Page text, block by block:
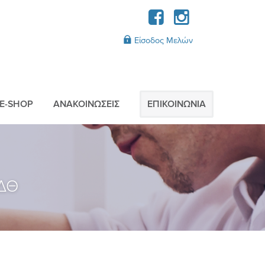
E-SHOP AΝΑΚΟΙΝΩΣΕΙΣ ΕΠΙΚΟΙΝΩΝIΑ
Είσοδος Μελών